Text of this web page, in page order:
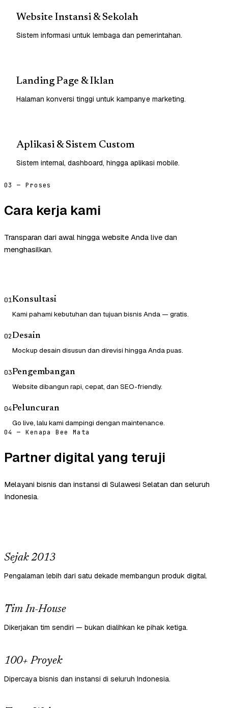
Website Instansi & Sekolah
Sistem informasi untuk lembaga dan pemerintahan.
Landing Page & Iklan
Halaman konversi tinggi untuk kampanye marketing.
Aplikasi & Sistem Custom
Sistem internal, dashboard, hingga aplikasi mobile.
03 — Proses
Cara kerja kami
Transparan dari awal hingga website Anda live dan
menghasilkan.
01Konsultasi
Kami pahami kebutuhan dan tujuan bisnis Anda — gratis.
02Desain
Mockup desain disusun dan direvisi hingga Anda puas.
03Pengembangan
Website dibangun rapi, cepat, dan SEO-friendly.
04Peluncuran
Go live, lalu kami dampingi dengan maintenance.
04 — Kenapa Bee Mata
Partner digital yang teruji
Melayani bisnis dan instansi di Sulawesi Selatan dan seluruh
Indonesia.
Sejak 2013
Pengalaman lebih dari satu dekade membangun produk digital.
Tim In-House
Dikerjakan tim sendiri — bukan dialihkan ke pihak ketiga.
100+ Proyek
Dipercaya bisnis dan instansi di seluruh Indonesia.